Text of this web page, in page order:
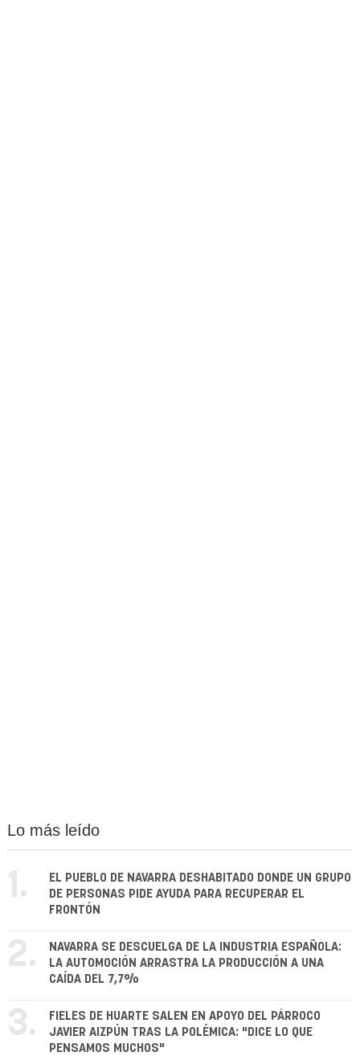
Lo más leído
1.
EL PUEBLO DE NAVARRA DESHABITADO DONDE UN GRUPO
DE PERSONAS PIDE AYUDA PARA RECUPERAR EL
FRONTÓN
2.
NAVARRA SE DESCUELGA DE LA INDUSTRIA ESPAÑOLA:
LA AUTOMOCIÓN ARRASTRA LA PRODUCCIÓN A UNA
CAÍDA DEL 7,7%
3.
FIELES DE HUARTE SALEN EN APOYO DEL PÁRROCO
JAVIER AIZPÚN TRAS LA POLÉMICA: "DICE LO QUE
PENSAMOS MUCHOS"